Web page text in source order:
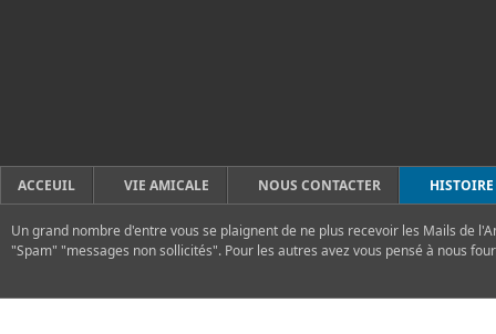
ACCEUIL VIE AMICALE NOUS CONTACTER
Un grand nombre d'entre vous se plaignent de ne plus recevoir les Mails de
"Spam" "messages non sollicités". Pour les autres avez vous pensé à nous